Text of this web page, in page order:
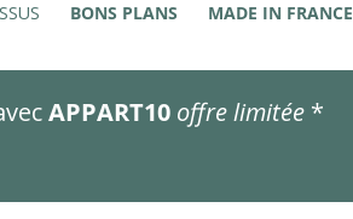
BONS PLANS MADE IN FRANCE
APPART10 offre limitée*